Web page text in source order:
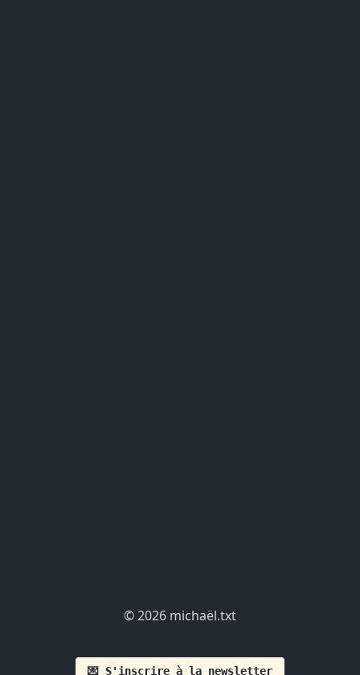
© 2026 michaël.txt
💌 S'inscrire à la newsletter